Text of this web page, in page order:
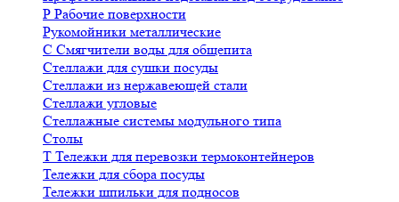
Р Рабочие поверхности
Рукомойники металлические
С Смягчители воды для общепита
Стеллажи для сушки посуды
Стеллажи из нержавеющей стали
Стеллажи угловые
Стеллажные системы модульного типа
Столы
Т Тележки для перевозки термоконтейнеров
Тележки для сбора посуды
Тележки шпильки для подносов